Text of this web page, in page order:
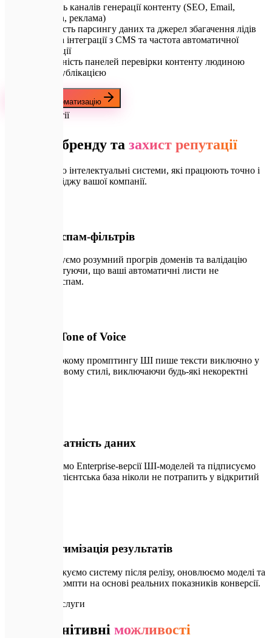
Кількість каналів генерації контенту (SEO, Email,
LinkedIn, реклама)
Складність парсингу даних та джерел збагачення лідів
Глибина інтеграції з CMS та частота автоматичної
публікації
Необхідність панелей перевірки контенту людиною
перед публікацією
Замовити автоматизацію
Наші гарантії
Безпека бренду та захист репутації
Ми створюємо інтелектуальні системи, які працюють точно і
не шкодять іміджу вашої компанії.
Захист від спам-фільтрів
Ми налаштовуємо розумний прогрів доменів та валідацію
текстів, гарантуючи, що ваші автоматичні листи не
потраплять у спам.
Контроль Tone of Voice
Завдяки глибокому промптингу ШІ пише тексти виключно у
вашому фірмовому стилі, виключаючи будь-які некоректні
100% приватність даних
Використовуємо Enterprise-версії ШІ-моделей та підписуємо
NDA. Ваша клієнтська база ніколи не потрапить у відкритий
SLA & Оптимізація результатів
Ми супроводжуємо систему після релізу, оновлюємо моделі та
коригуємо промпти на основі реальних показників конверсії.
Супутні послуги
Інші когнітивні можливості